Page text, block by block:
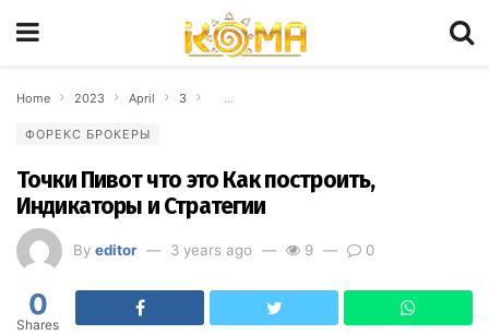
Home 2023 April 3 Точки Пивот что это Как построить,
ФОРЕКС БРОКЕРЫ
Точки Пивот что это Как построить,
Индикаторы и Стратегии
By editor 3 years ago 9 0
0
Shares